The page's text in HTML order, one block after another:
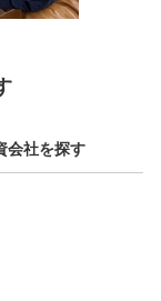
会社を探す